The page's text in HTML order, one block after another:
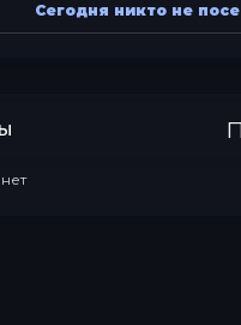
Сегодня никто не